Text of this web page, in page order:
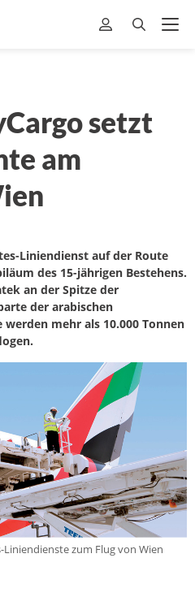
setzt
am
Liniendienst auf der Route
des 15-jährigen Bestehens.
an der Spitze der
der arabischen
mehr als 10.000 Tonnen
zum Flug von Wien